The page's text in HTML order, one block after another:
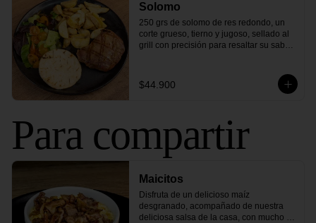
Solomo
250 grs de solomo de res redondo, un
corte grueso, tierno y jugoso, sellado al
grill con precisión para resaltar su sabor
fresca y papas crujientes.
¡Sabor y delicia en cada bocado, una
$44.900
Para compartir
Maicitos
Disfruta de un delicioso maíz
desgranado, acompañado de nuestra
deliciosa salsa de la casa, con mucho